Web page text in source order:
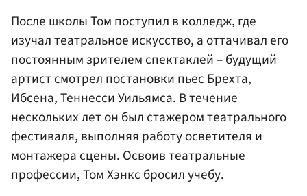
После школы Том поступил в колледж, где
изучал театральное искусство, а оттачивал его
постоянным зрителем спектаклей – будущий
артист смотрел постановки пьес Брехта,
Ибсена, Теннесси Уильямса. В течение
нескольких лет он был стажером театрального
фестиваля, выполняя работу осветителя и
монтажера сцены. Освоив театральные
профессии, Том Хэнкс бросил учебу.